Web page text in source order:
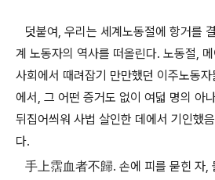
덧붙여, 우리는 세계노동절에 항거를
계 노동자의 역사를 떠올린다. 노동절,
사회에서 때려잡기 만만했던 이주노동
에서, 그 어떤 증거도 없이 여덟 명의 아
뒤집어씌워 사법 살인한 데에서 기인했
다.
手上霑血者不歸. 손에 피를 묻힌 자,